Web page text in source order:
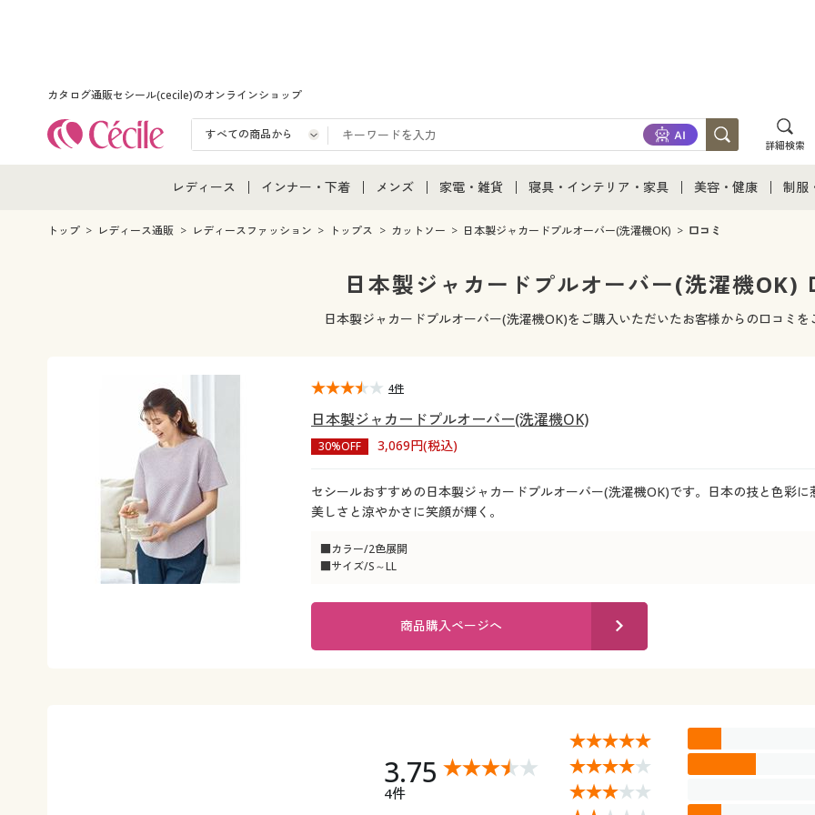
カタログ通販セシール(cecile)のオンラインショップ
詳細検索
レディース
レディース通販すべて
インナー・下着
インナー・下着通販すべて
メンズ
メンズ通販すべて
メンズファッション
メンズ下着
家電・雑貨
家電・雑貨すべて
キッチン・雑貨・日用品
寝具・インテリア・家具
寝具・インテリア・家具通販すべて
家具・収納
寝具・ベッド
美容・健康
美容・健康通販すべ
美容・健康・サプリ
制服
ジ
トップ レディース通販 レディースファッション トップス カットソー 日本製ジャカードプルオーバー(洗濯機OK) 口コミ
日本製ジャカードプルオーバー(洗濯機OK)
日本製ジャカードプルオーバー(洗濯機OK)をご購入いただいたお客様からの口コミを
日本製ジャカードプルオーバー(洗濯機OK)
30%OFF 3,069円(税込)
セシールおすすめの日本製ジャカードプルオーバー(洗濯機OK)です。日本の技と色彩に
美しさと涼やかさに笑顔が輝く。
■カラー/2色展開
■サイズ/S～LL
4件
商品購入ページへ
3.75
4件